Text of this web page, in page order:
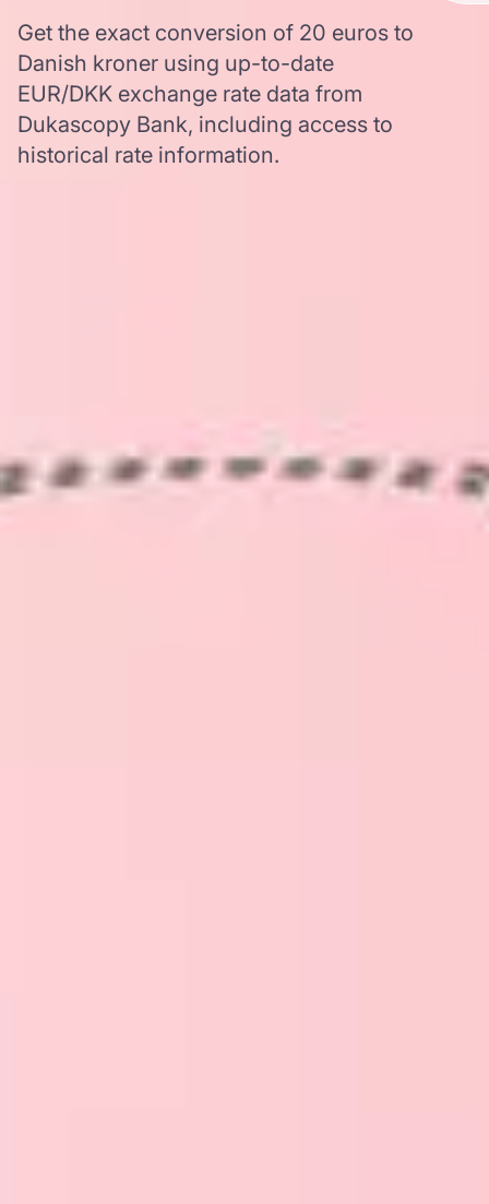
Get the exact conversion of 20 euros to
Danish kroner using up-to-date
EUR/DKK exchange rate data from
Dukascopy Bank, including access to
historical rate information.